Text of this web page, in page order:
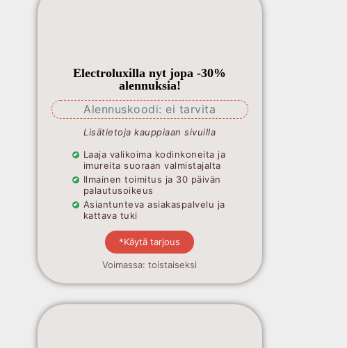
Electroluxilla nyt jopa -30%
alennuksia!
Alennuskoodi: ei tarvita
Lisätietoja kauppiaan sivuilla
Laaja valikoima kodinkoneita ja
imureita suoraan valmistajalta
Ilmainen toimitus ja 30 päivän
palautusoikeus
Asiantunteva asiakaspalvelu ja
kattava tuki
*Käytä tarjous
Voimassa: toistaiseksi